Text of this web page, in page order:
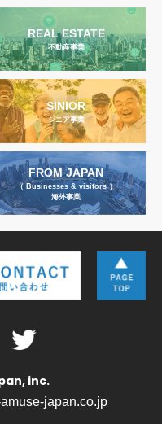
REAL ESTATE
不動産事業
SINIOR
シニア事業
FROM JAPAN
（ Businesses & visitors ）
海外事業
inc.
japan.co.jp